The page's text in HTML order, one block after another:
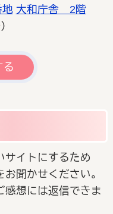
地 大和庁舎 2階
る
サイトにするため
聞かせください。
感想には返信できま